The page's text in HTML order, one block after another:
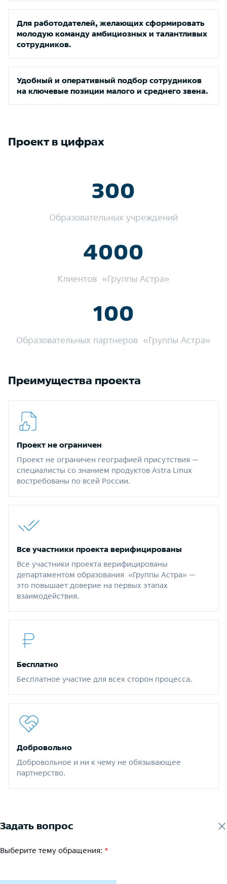
Для работодателей, желающих сформировать
молодую команду амбициозных и талантливых
сотрудников.
Удобный и оперативный подбор сотрудников
на ключевые позиции малого и среднего звена.
Проект в цифрах
300
Образовательных учреждений
4000
Клиентов «Группы Астра»
100
Образовательных партнеров «Группы Астра»
Преимущества проекта
Проект не ограничен
Проект не ограничен географией присутствия —
специалисты со знанием продуктов Astra Linux
востребованы по всей России.
Все участники проекта верифицированы
Все участники проекта верифицированы
департаментом образования «Группы Астра» —
это повышает доверие на первых этапах
взаимодействия.
Бесплатно
Бесплатное участие для всех сторон процесса.
Добровольно
Добровольное и ни к чему не обязывающее
партнерство.
Задать вопрос
Выберите тему обращения: *